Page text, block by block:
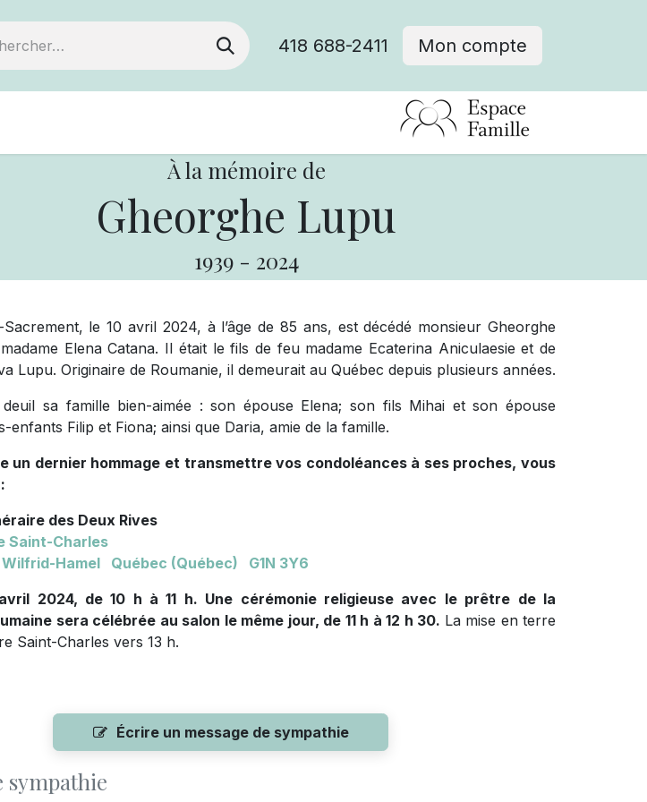
418 688-2411 Mon compte
À la mémoire de
Gheorghe Lupu
1939 - 2024
le 10 avril 2024, à l’âge de 85 ans, est décédé monsieur Gheorghe
Elena Catana. Il était le fils de feu madame Ecaterina Aniculaesie et de
Lupu. Originaire de Roumanie, il demeurait au Québec depuis plusieurs années.
sa famille bien-aimée : son épouse Elena; son fils Mihai et son épouse
enfants Filip et Fiona; ainsi que Daria, amie de la famille.
un dernier hommage et transmettre vos condoléances à ses proches, vous
des Deux Rives
Saint-Charles
Hamel Québec (Québec) G1N 3Y6
2024, de 10 h à 11 h. Une cérémonie religieuse avec le prêtre de la
sera célébrée au salon le même jour, de 11 h à 12 h 30. La mise en terre
Saint-Charles vers 13 h.
Écrire un message de sympathie
sympathie